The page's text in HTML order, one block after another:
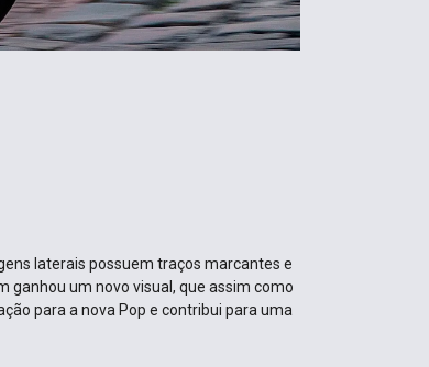
laterais possuem traços marcantes e
ganhou um novo visual, que assim como
para a nova Pop e contribui para uma